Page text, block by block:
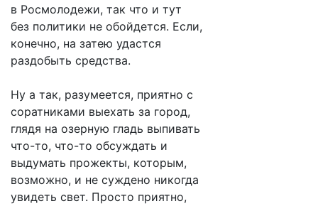
в Росмолодежи, так что и тут
без политики не обойдется. Если,
конечно, на затею удастся
раздобыть средства.
Ну а так, разумеется, приятно с
соратниками выехать за город,
глядя на озерную гладь выпивать
что-то, что-то обсуждать и
выдумать прожекты, которым,
возможно, и не суждено никогда
увидеть свет. Просто приятно,